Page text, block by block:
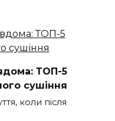
ТОП-5
сушіння
коли після